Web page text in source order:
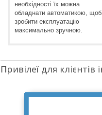
необхідності їх можна
обладнати автоматикою, щоб
зробити експлуатацію
максимально зручною.
Привілеї для